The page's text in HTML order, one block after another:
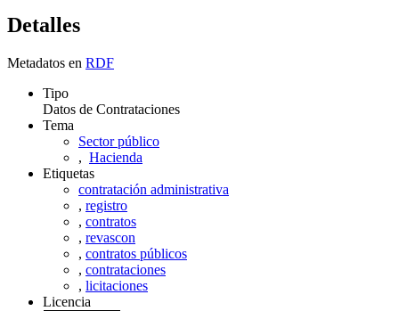
Detalles
Metadatos en RDF
Tipo
Datos de Contrataciones
Tema
Sector público
, Hacienda
Etiquetas
contratación administrativa
, registro
, contratos
, revascon
, contratos públicos
, contrataciones
, licitaciones
Licencia